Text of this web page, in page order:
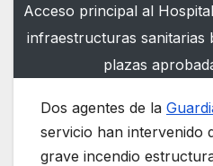
Acceso principal al
infraestructuras sanitarias
plazas
Dos agentes de la
servicio han intervenido
grave incendio